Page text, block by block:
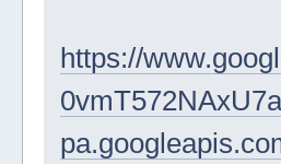
https://